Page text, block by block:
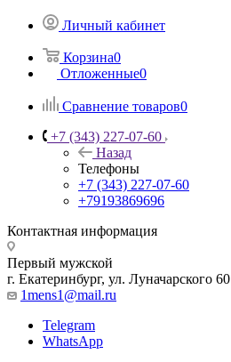
Личный кабинет
Корзина0
Отложенные0
Сравнение товаров0
+7 (343) 227-07-60
Назад
Телефоны
+7 (343) 227-07-60
+79193869696
Контактная информация
Первый мужской
г. Екатеринбург, ул. Луначарского 60
1mens1@mail.ru
Telegram
WhatsApp